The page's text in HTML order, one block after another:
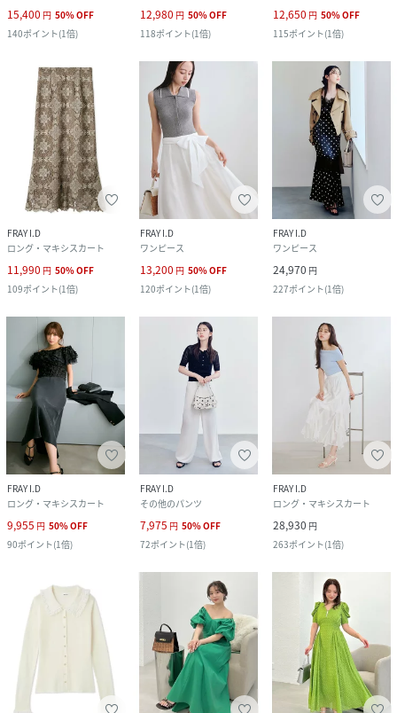
15,400 円 50%OFF
140ポイント(1倍)
12,980 円 50%OFF
118ポイント(1倍)
12,650 円 50%OFF
115ポイント(1倍)
FRAY I.D
ロング・マキシスカート
11,990 円 50%OFF
109ポイント(1倍)
FRAY I.D
ワンピース
13,200 円 50%OFF
120ポイント(1倍)
FRAY I.D
ワンピース
24,970 円
227ポイント(1倍)
FRAY I.D
ロング・マキシスカート
9,955 円 50%OFF
90ポイント(1倍)
FRAY I.D
その他のパンツ
7,975 円 50%OFF
72ポイント(1倍)
FRAY I.D
ロング・マキシスカート
28,930 円
263ポイント(1倍)